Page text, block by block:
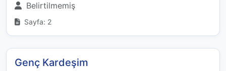
Belirtilmemiş
Sayfa: 2
Genç Kardeşim